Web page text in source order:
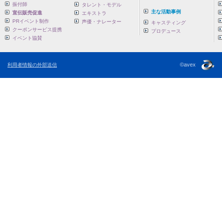
振付師
宣伝販売促進
PRイベント制作
クーポンサービス提携
イベント協賛
タレント・モデル
エキストラ
声優・ナレーター
主な活動事例
キャスティング
プロデュース
利用者情報の外部送信 ©avex